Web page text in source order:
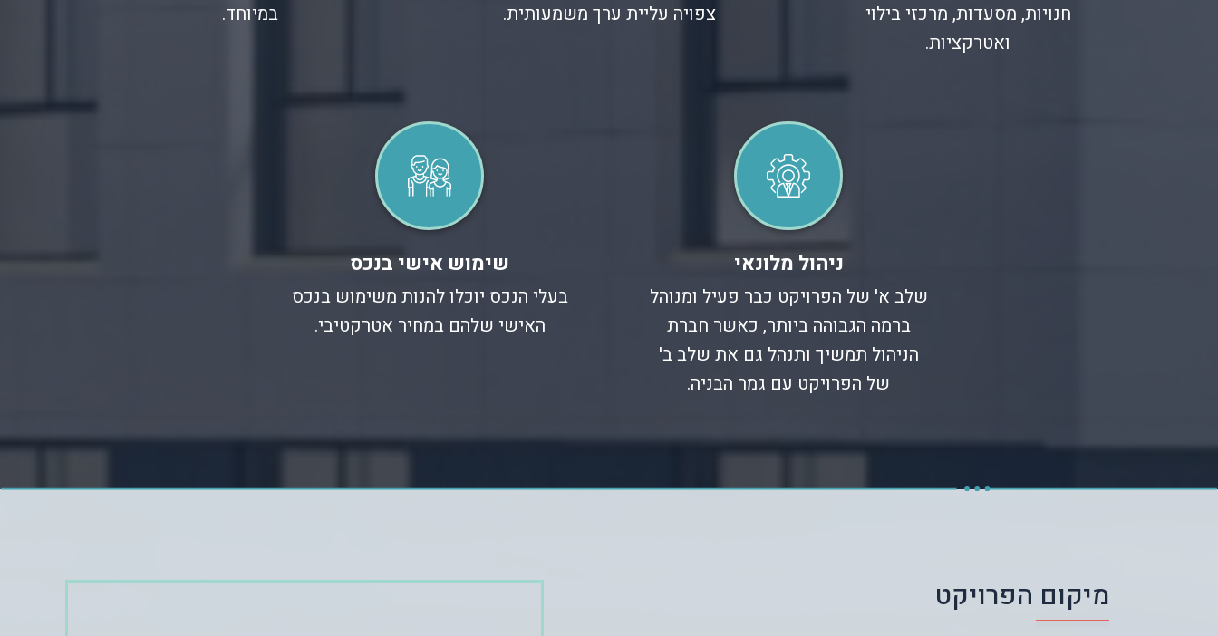
חנויות, מסעדות, מרכזי בילוי
ואטרקציות.
צפויה עליית ערך משמעותית.
במיוחד.
ניהול מלונאי
שלב א' של הפרויקט כבר פעיל ומנוהל
ברמה הגבוהה ביותר, כאשר חברת
הניהול תמשיך ותנהל גם את שלב ב'
של הפרויקט עם גמר הבניה.
שימוש אישי בנכס
בעלי הנכס יוכלו להנות משימוש בנכס
האישי שלהם במחיר אטרקטיבי.
מיקום הפרויקט